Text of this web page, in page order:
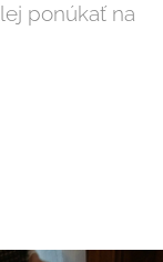
ponúkať na